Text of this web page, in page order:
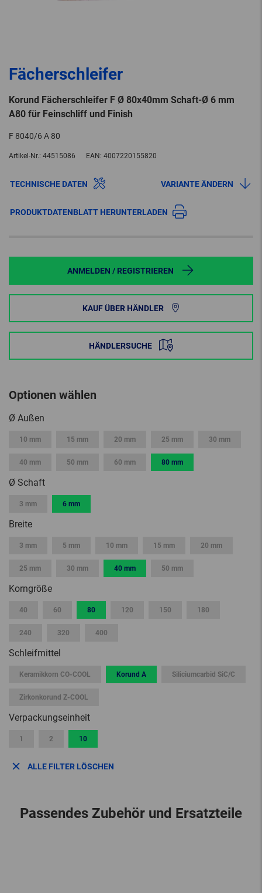
Fächerschleifer
Korund Fächerschleifer F Ø 80x40mm Schaft-Ø 6 mm
A80 für Feinschliff und Finish
F 8040/6 A 80
Artikel-Nr.: 44515086 EAN: 4007220155820
TECHNISCHE DATEN VARIANTE ÄNDERN
PRODUKTDATENBLATT HERUNTERLADEN
ANMELDEN / REGISTRIEREN
KAUF ÜBER HÄNDLER
HÄNDLERSUCHE
Optionen wählen
Ø Außen
10 mm 15 mm 20 mm 25 mm 30 mm
40 mm 50 mm 60 mm 80 mm
Ø Schaft
3 mm 6 mm
Breite
3 mm 5 mm 10 mm 15 mm 20 mm
25 mm 30 mm 40 mm 50 mm
Korngröße
40 60 80 120 150 180
240 320 400
Schleifmittel
Keramikkorn CO-COOL Korund A Siliciumcarbid SiC/C
Zirkonkorund Z-COOL
Verpackungseinheit
1 2 10
ALLE FILTER LÖSCHEN
Passendes Zubehör und Ersatzteile